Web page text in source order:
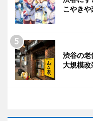
こやき
渋谷の
大規模改